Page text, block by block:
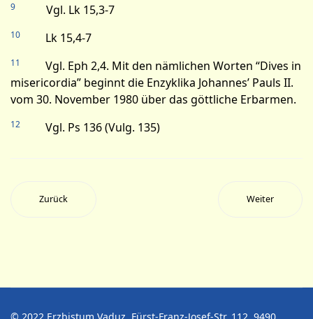
9 Vgl. Lk 15,3-7
10 Lk 15,4-7
11
Vgl. Eph 2,4. Mit den nämlichen Worten “Dives in
misericordia” beginnt die Enzyklika Johannes’ Pauls II.
vom 30. November 1980 über das göttliche Erbarmen.
12 Vgl. Ps 136 (Vulg. 135)
Zurück Weiter